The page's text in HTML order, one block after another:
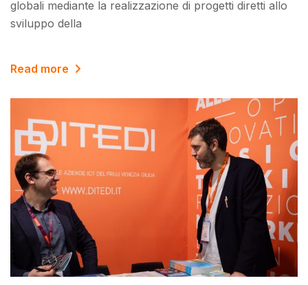
globali mediante la realizzazione di progetti diretti allo
sviluppo della
Read more